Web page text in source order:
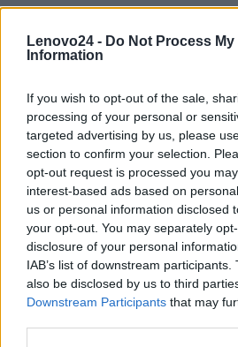
Lenovo24 - Do Not Process My
Information
If you wish to opt-out of the sale,
processing of your personal or
targeted advertising by us, please
section to confirm your selection.
opt-out request is processed you
interest-based ads based on
us or personal information disclosed
your opt-out. You may separately
disclosure of your personal
IAB’s list of downstream
also be disclosed by us to third
Downstream Participants that may
Kod
producenta
Dane
producenta
Lenovo
18001
https://
Podmiot
o.o.
ul.